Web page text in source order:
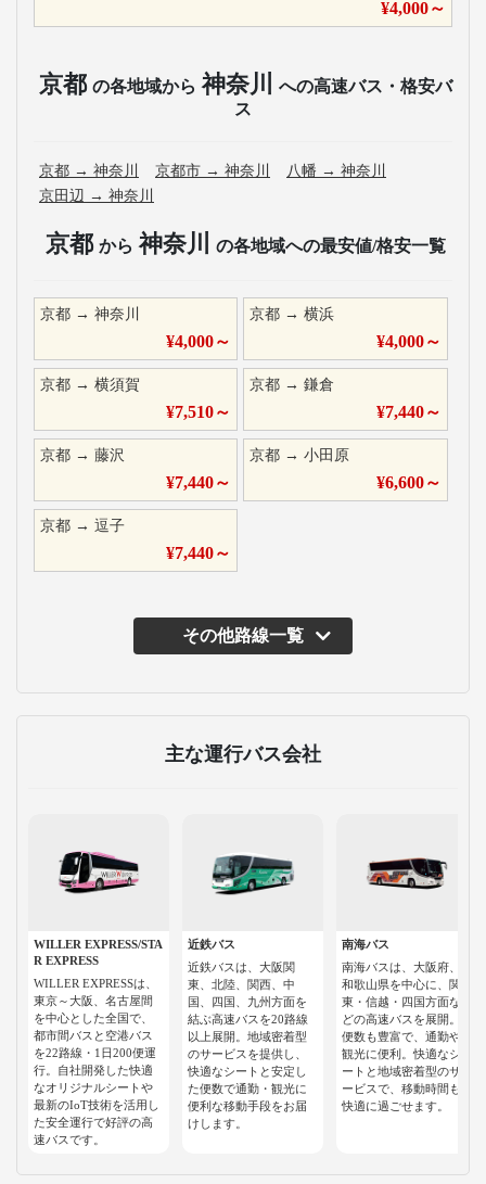
¥4,000～
京都 の各地域から 神奈川
への高速バス・格安バ
ス
京都 → 神奈川 京都市 → 神奈川 八幡 → 神奈川
京田辺 → 神奈川
京都 から 神奈川 の各地域への最安値/格安一覧
京都 → 神奈川
¥4,000～
京都 →横浜
¥4,000～
京都 → 横須賀
¥7,510～
京都 →鎌倉
¥7,440～
京都 → 藤沢
¥7,440～
京都 →小田原
¥6,600～
京都 → 逗子
¥7,440～
その他路線一覧
主な運行バス会社
WILLER EXPRESS/STA
R EXPRESS
WILLER EXPRESSは、
東京～大阪、名古屋間
を中心とした全国で、
都市間バスと空港バス
を22路線・1日200便運
行。自社開発した快適
なオリジナルシートや
最新のIoT技術を活用し
た安全運行で好評の高
速バスです。
近鉄バス
近鉄バスは、大阪関
東、北陸、関西、中
国、四国、九州方面を
結ぶ高速バスを20路線
以上展開。地域密着型
のサービスを提供し、
快適なシートと安定し
た便数で通勤・観光に
便利な移動手段をお届
けします。
南海バス
南海バスは、大阪府、
和歌山県を中心に、関
東・信越・四国方面な
どの高速バスを展開。
便数も豊富で、通勤や
観光に便利。快適なシ
ートと地域密着型のサ
ービスで、移動時間も
快適に過ごせます。